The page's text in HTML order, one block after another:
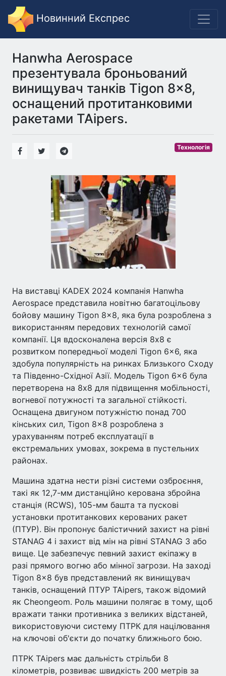
Новинний Експрес
Hanwha Aerospace
презентувала броньований
винищувач танків Tigon 8×8,
оснащений протитанковими
ракетами TAipers.
Технологія
На виставці KADEX 2024 компанія Hanwha
Aerospace представила новітню багатоцільову
бойову машину Tigon 8x8, яка була розроблена з
використанням передових технологій самої
компанії. Ця вдосконалена версія 8x8 є
розвитком попередньої моделі Tigon 6x6, яка
здобула популярність на ринках Близького Сходу
та Південно-Східної Азії. Модель Tigon 6x6 була
перетворена на 8x8 для підвищення мобільності,
вогневої потужності та загальної стійкості.
Оснащена двигуном потужністю понад 700
кінських сил, Tigon 8x8 розроблена з
урахуванням потреб експлуатації в
екстремальних умовах, зокрема в пустельних
районах.
Машина здатна нести різні системи озброєння,
такі як 12,7-мм дистанційно керована збройна
станція (RCWS), 105-мм башта та пускові
установки протитанкових керованих ракет
(ПТУР). Він пропонує балістичний захист на рівні
STANAG 4 і захист від мін на рівні STANAG 3 або
вище. Це забезпечує певний захист екіпажу в
разі прямого вогню або мінної загрози. На заході
Tigon 8×8 був представлений як винищувач
танків, оснащений ПТУР TAipers, також відомий
як Cheongeom. Роль машини полягає в тому, щоб
вражати танки противника з великих відстаней,
використовуючи систему ПТРК для націлювання
на ключові об'єкти до початку ближнього бою.
ПТРК TAipers має дальність стрільби 8
кілометрів, розвиває швидкість 200 метрів за